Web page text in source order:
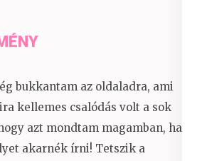
bukkantam az oldaladra, ami
kellemes csalódás volt a sok
azt mondtam magamban, ha
akarnék írni! Tetszik a